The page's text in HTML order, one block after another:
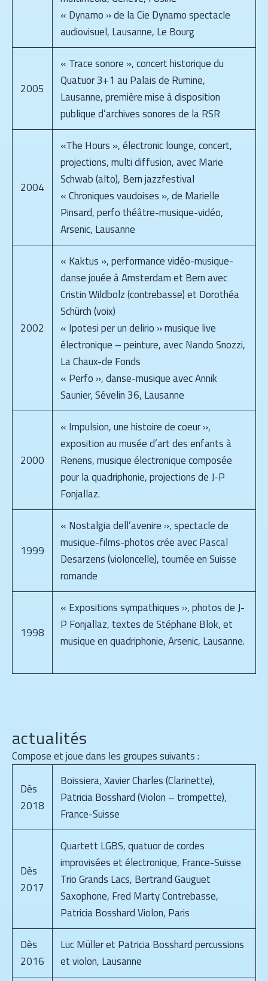
« Dynamo » de la Cie Dynamo spectacle
audiovisuel, Lausanne, Le Bourg
2005
« Trace sonore », concert historique du
Quatuor 3+1 au Palais de Rumine,
Lausanne, première mise à disposition
publique d’archives sonores de la RSR
2004
«The Hours », électronic lounge, concert,
projections, multi diffusion, avec Marie
Schwab (alto), Bern jazzfestival
« Chroniques vaudoises », de Marielle
Pinsard, perfo théâtre-musique-vidéo,
Arsenic, Lausanne
2002
« Kaktus », performance vidéo-musique-
danse jouée à Amsterdam et Bern avec
Cristin Wildbolz (contrebasse) et Dorothéa
Schürch (voix)
« Ipotesi per un delirio » musique live
électronique – peinture, avec Nando Snozzi,
La Chaux-de Fonds
« Perfo », danse-musique avec Annik
Saunier, Sévelin 36, Lausanne
2000
« Impulsion, une histoire de coeur »,
exposition au musée d’art des enfants à
Renens, musique électronique composée
pour la quadriphonie, projections de J-P
Fonjallaz.
1999
« Nostalgia dell’avenire », spectacle de
musique-films-photos crée avec Pascal
Desarzens (violoncelle), tournée en Suisse
romande
1998
« Expositions sympathiques », photos de J-
P Fonjallaz, textes de Stéphane Blok, et
musique en quadriphonie, Arsenic, Lausanne.
actualités
Compose et joue dans les groupes suivants :
Dès
2018
Boissiera, Xavier Charles (Clarinette),
Patricia Bosshard (Violon – trompette),
France-Suisse
Dès
2017
Quartett LGBS, quatuor de cordes
improvisées et électronique, France-Suisse
Trio Grands Lacs, Bertrand Gauguet
Saxophone, Fred Marty Contrebasse,
Patricia Bosshard Violon, Paris
Dès
2016
Luc Müller et Patricia Bosshard percussions
et violon, Lausanne